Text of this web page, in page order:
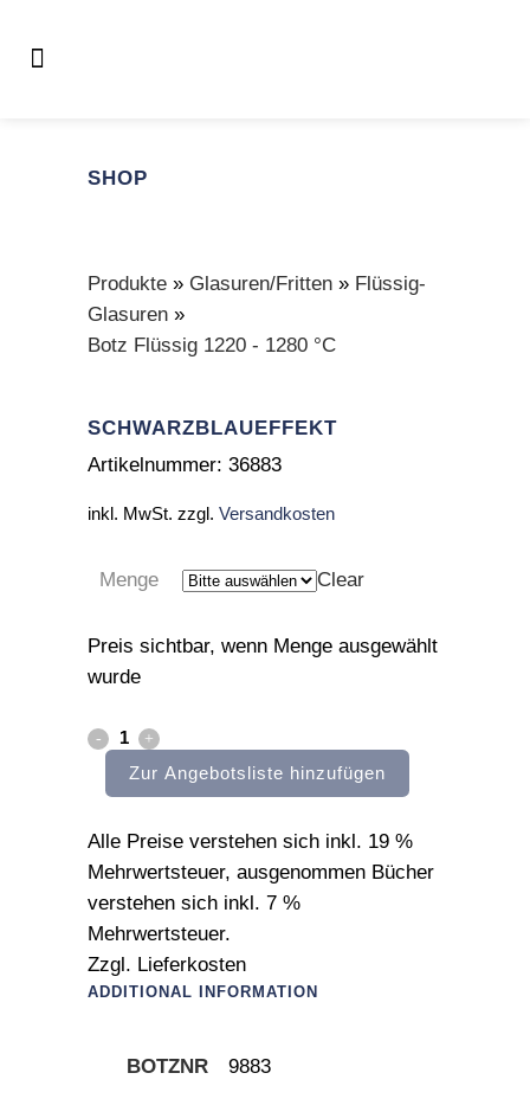
SHOP
Produkte » Glasuren/Fritten » Flüssig-
Glasuren »
Botz Flüssig 1220 - 1280 °C
SCHWARZBLAUEFFEKT
Artikelnummer: 36883
inkl. MwSt. zzgl. Versandkosten
Menge Clear
Preis sichtbar, wenn Menge ausgewählt
wurde
schwarzblaueffekt
quantityZur Angebotsliste hinzufügen
Alle Preise verstehen sich inkl. 19 %
Mehrwertsteuer, ausgenommen Bücher
verstehen sich inkl. 7 %
Mehrwertsteuer.
Zzgl. Lieferkosten
ADDITIONAL INFORMATION
BOTZNR 9883